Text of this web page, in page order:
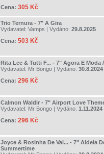
Cena: 305 Kč
Trio Ternura - 7" A Gira
Vydavatel: Vamps | Vydáno: 29.8.2025
Cena: 503 Kč
Rita Lee & Tutti F... - 7" Agora E Moda
Vydavatel: Mr Bongo | Vydáno: 30.8.2024
Cena: 296 Kč
Calmon Waldir - 7" Airport Love
Vydavatel: Mr Bongo | Vydáno: 1.11.2024
Cena: 296 Kč
Joyce & Rosinha De Val... - 7" Aldeia
Summertime